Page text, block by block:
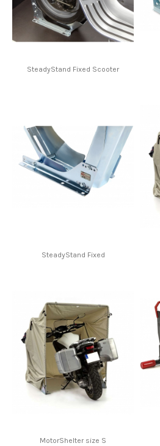
SteadyStand Fixed Scooter
SteadyStand Fixed
MotorShelter size S